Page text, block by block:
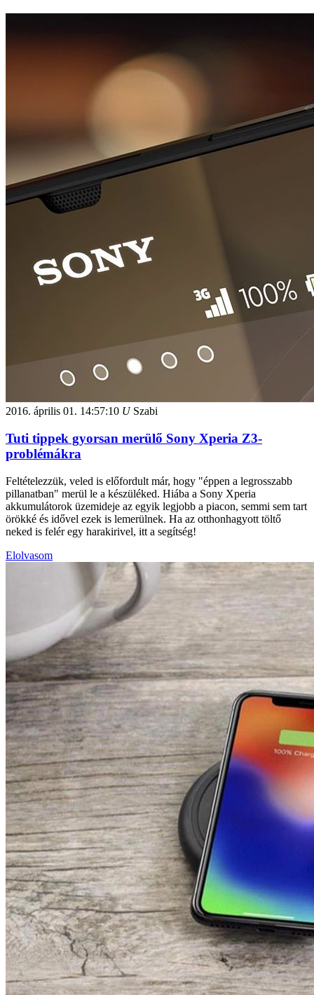
2016. április 01. 14:57:10 USzabi
Tuti tippek gyorsan merülő Sony Xperia Z3-
problémákra
Feltételezzük, veled is előfordult már, hogy "éppen a legrosszabb
pillanatban" merül le a készüléked. Hiába a Sony Xperia
akkumulátorok üzemideje az egyik legjobb a piacon, semmi sem tart
örökké és idővel ezek is lemerülnek. Ha az otthonhagyott töltő
neked is felér egy harakirivel, itt a segítség!
Elolvasom